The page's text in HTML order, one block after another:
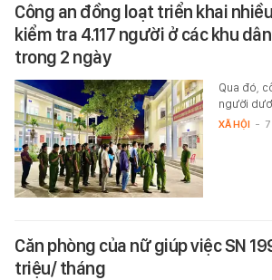
Công an đồng loạt triển khai
kiểm tra 4.117 người ở các khu
trong 2 ngày
Qua đó,
người
XÃ HỘI -
Căn phòng của nữ giúp việc SN
triệu/ tháng